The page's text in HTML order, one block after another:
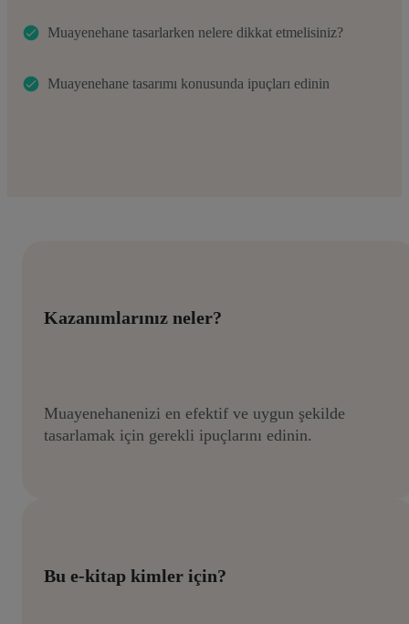
Muayenehane tasarlarken nelere dikkat etmelisiniz?
Muayenehane tasarımı konusunda ipuçları edinin
Kazanımlarınız neler?
Muayenehanenizi en efektif ve uygun şekilde
tasarlamak için gerekli ipuçlarını edinin.
Bu e-kitap kimler için?